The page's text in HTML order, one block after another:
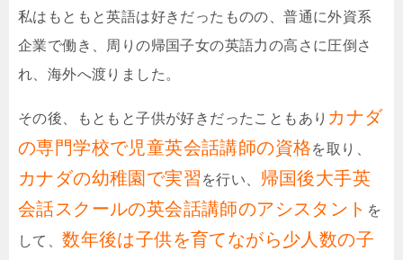
私はもともと英語は好きだったものの、普通に外資系
企業で働き、周りの帰国子女の英語力の高さに圧倒さ
れ、海外へ渡りました。
その後、もともと子供が好きだったこともあり カナダ
の専門学校で児童英会話講師の資格を取り、
カナダの幼稚園で実習 を行い、 帰国後大手英
会話スクールの英会話講師のアシスタント を
して、数年後は子供を育てながら少人数の子